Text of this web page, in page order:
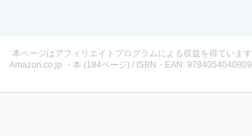
本ページはアフィリエイトプログラムによる収益を得ています
Amazon.co.jp ・本 (184ページ) / ISBN・EAN: 9784054040809